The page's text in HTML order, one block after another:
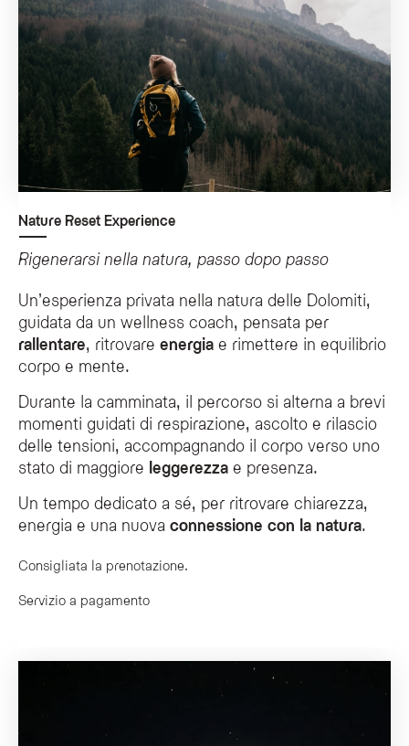
Nature Reset Experience
Rigenerarsi nella natura, passo dopo passo
Un’esperienza privata nella natura delle Dolomiti,
guidata da un wellness coach, pensata per
rallentare, ritrovare energia e rimettere in equilibrio
corpo e mente.
Durante la camminata, il percorso si alterna a brevi
momenti guidati di respirazione, ascolto e rilascio
delle tensioni, accompagnando il corpo verso uno
stato di maggiore leggerezza e presenza.
Un tempo dedicato a sé, per ritrovare chiarezza,
energia e una nuova connessione con la natura.
Consigliata la prenotazione.
Servizio a pagamento